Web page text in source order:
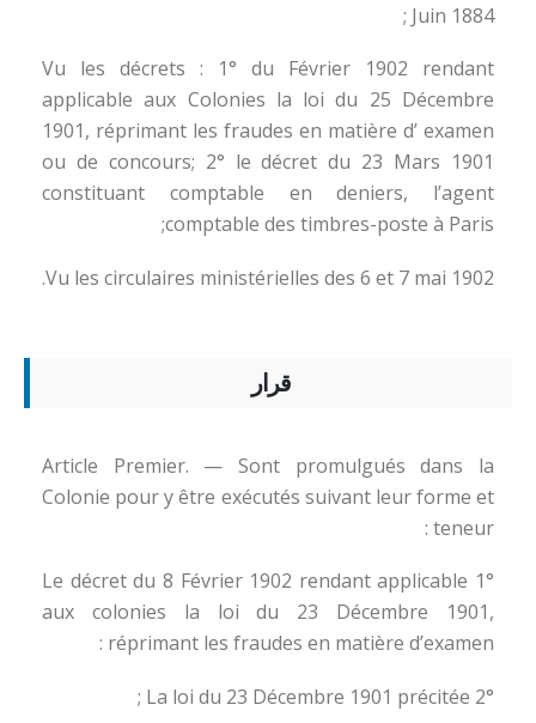
Juin 1884 ;
Vu les décrets : 1° du Février 1902 rendant
applicable aux Colonies la loi du 25 Décembre
1901, réprimant les fraudes en matière d’ examen
ou de concours; 2° le décret du 23 Mars 1901
constituant comptable en deniers, l’agent
comptable des timbres-poste à Paris;
Vu les circulaires ministérielles des 6 et 7 mai 1902.
قرار
Article Premier. — Sont promulgués dans la
Colonie pour y être exécutés suivant leur forme et
teneur :
1° Le décret du 8 Février 1902 rendant applicable
aux colonies la loi du 23 Décembre 1901,
réprimant les fraudes en matière d’examen :
2° La loi du 23 Décembre 1901 précitée ;